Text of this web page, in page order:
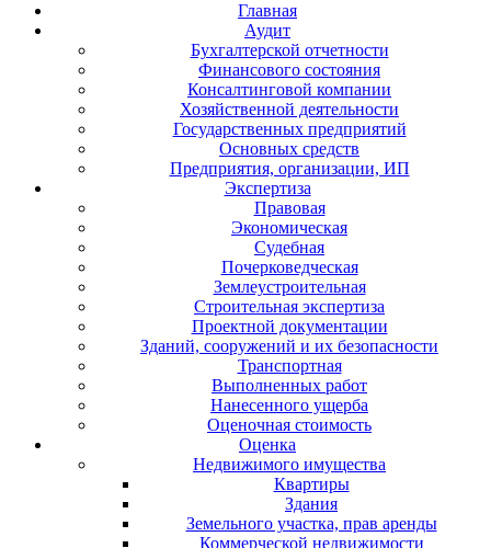
Главная
Аудит
Бухгалтерской отчетности
Финансового состояния
Консалтинговой компании
Хозяйственной деятельности
Государственных предприятий
Основных средств
Предприятия, организации, ИП
Экспертиза
Правовая
Экономическая
Судебная
Почерковедческая
Землеустроительная
Строительная экспертиза
Проектной документации
Зданий, сооружений и их безопасности
Транспортная
Выполненных работ
Нанесенного ущерба
Оценочная стоимость
Оценка
Недвижимого имущества
Квартиры
Здания
Земельного участка, прав аренды
Коммерческой недвижимости